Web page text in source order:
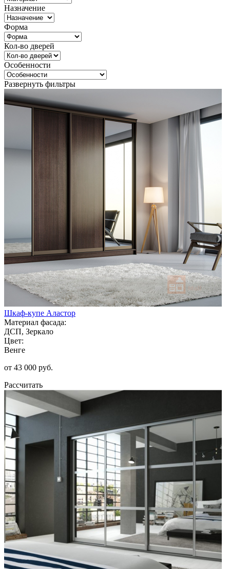
Назначение
Форма
Кол-во дверей
Особенности
Развернуть фильтры
Шкаф-купе Аластор
Материал фасада:
ДСП, Зеркало
Цвет:
Венге
от 43 000 руб.
Рассчитать